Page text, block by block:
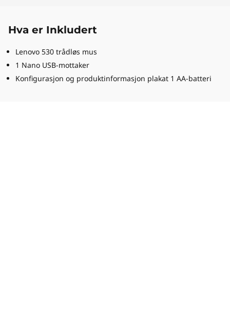
Hva er Inkludert
Lenovo 530 trådløs mus
1 Nano USB-mottaker
Konfigurasjon og produktinformasjon plakat 1 AA-batteri